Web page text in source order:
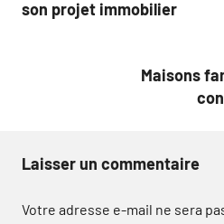
son projet immobilier
Maisons
Laisser un commentaire
Votre adresse e-mail ne sera